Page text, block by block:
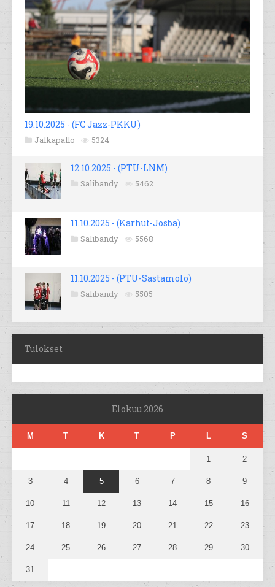
19.10.2025 - (FC Jazz-PKKU)
Jalkapallo 5324
12.10.2025 - (PTU-LNM)
Salibandy 5462
11.10.2025 - (Karhut-Josba)
Salibandy 5568
11.10.2025 - (PTU-Sastamolo)
Salibandy 5505
Tulokset
Elokuu 2026
M T K T P L S
1 2
3 4 5 6 7 8 9
10 11 12 13 14 15 16
17 18 19 20 21 22 23
24 25 26 27 28 29 30
31